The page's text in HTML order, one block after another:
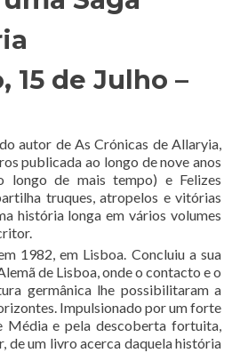
15 de Julho –
autor de As Crónicas de Allaryia,
publicada ao longo de nove anos
longo de mais tempo) e Felizes
truques, atropelos e vitórias
história longa em vários volumes
1982, em Lisboa. Concluiu a sua
de Lisboa, onde o contacto e o
germânica lhe possibilitaram a
Impulsionado por um forte
Média e pela descoberta fortuita,
de um livro acerca daquela história